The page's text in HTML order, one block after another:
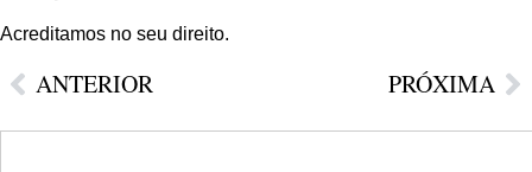
Acreditamos no seu direito.
ANTERIOR PRÓXIMA